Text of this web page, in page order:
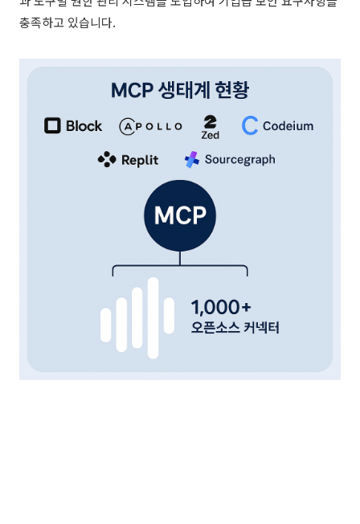
충족하고 있습니다.